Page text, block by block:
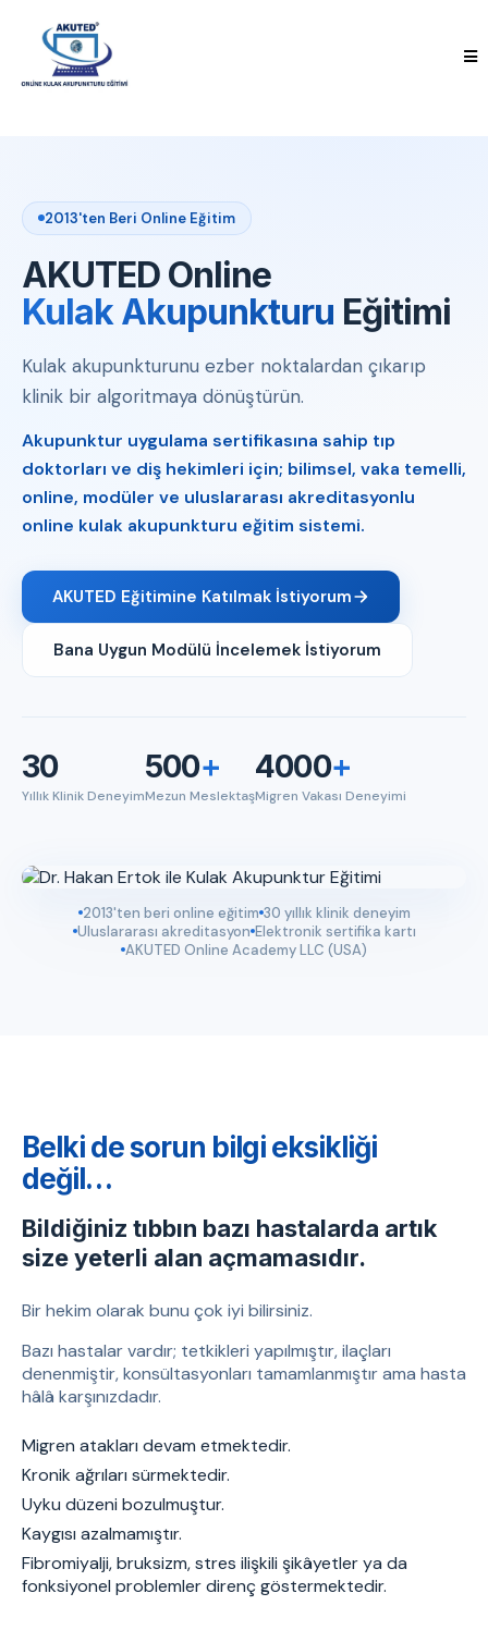
2013'ten Beri Online Eğitim
AKUTED Online
Kulak Akupunkturu Eğitimi
Kulak akupunkturunu ezber noktalardan çıkarıp
klinik bir algoritmaya dönüştürün.
Akupunktur uygulama sertifikasına sahip tıp
doktorları ve diş hekimleri için; bilimsel, vaka temelli,
online, modüler ve uluslararası akreditasyonlu
online kulak akupunkturu eğitim sistemi.
AKUTED Eğitimine Katılmak İstiyorum
Bana Uygun Modülü İncelemek İstiyorum
30
Yıllık Klinik Deneyim
500+
Mezun Meslektaş
4000+
Migren Vakası Deneyimi
2013'ten beri online eğitim 30 yıllık klinik deneyim
Uluslararası akreditasyon Elektronik sertifika kartı
AKUTED Online Academy LLC (USA)
Belki de sorun bilgi eksikliği
değil…
Bildiğiniz tıbbın bazı hastalarda artık
size yeterli alan açmamasıdır.
Bir hekim olarak bunu çok iyi bilirsiniz.
Bazı hastalar vardır; tetkikleri yapılmıştır, ilaçları
denenmiştir, konsültasyonları tamamlanmıştır ama hasta
hâlâ karşınızdadır.
Migren atakları devam etmektedir.
Kronik ağrıları sürmektedir.
Uyku düzeni bozulmuştur.
Kaygısı azalmamıştır.
Fibromiyalji, bruksizm, stres ilişkili şikâyetler ya da
fonksiyonel problemler direnç göstermektedir.